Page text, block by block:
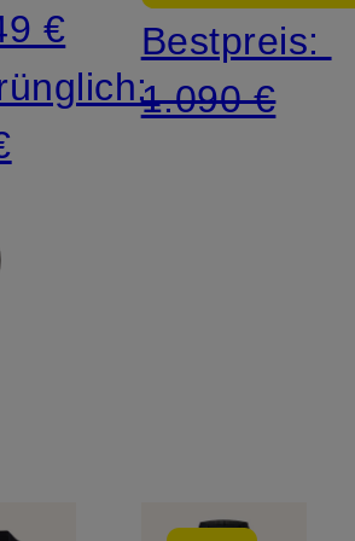
€
Bestpreis:
1.090 €